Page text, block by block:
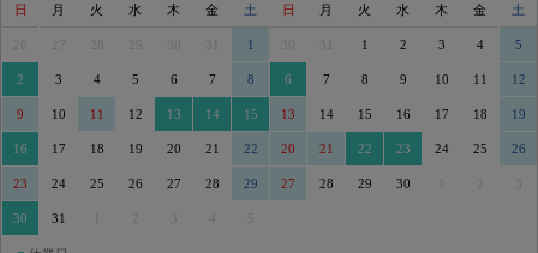
日 月 火 水 木 金 土
29 30 31 1
2 3 4 5 6 7 8
9 10 11 12 13 14 15
16 17 18 19 20 21 22
23 24 25 26 27 28 29
30 31 3 5
日 月 火 水 木 金 土
30 31 1 2 3 4 5
6 7 8 9 10 11 12
13 14 15 16 17 18 19
20 21 22 23 24 25 26
27 28 29 30 3